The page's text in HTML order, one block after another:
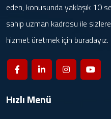
eden, konusunda yaklaşık 10
sahip uzman kadrosu ile
hizmet üretmek için buradayız.
Hızlı Menü